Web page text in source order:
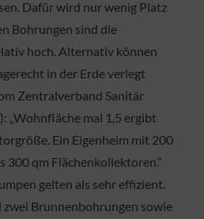
Dafür wird nur wenig Platz
Bohrungen sind die
hoch. Alternativ können
in der Erde verlegt
Zentralverband Sanitär
„Wohnfläche mal 1,5 ergibt
Ein Eigenheim mit 200
300 qm Flächenkollektoren.“
gelten als sehr effizient.
Brunnenbohrungen sowie